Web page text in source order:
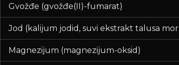
Gvožđe (gvožđe(II)-fumarat)
Jod (kalijum jodid, suvi ekstrakt talusa
Magnezijum (magnezijum-oksid)